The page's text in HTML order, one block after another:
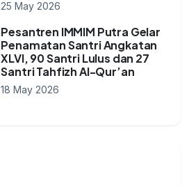
25 May 2026
Pesantren IMMIM Putra Gelar
Penamatan Santri Angkatan
XLVI, 90 Santri Lulus dan 27
Santri Tahfizh Al-Qur’an
18 May 2026